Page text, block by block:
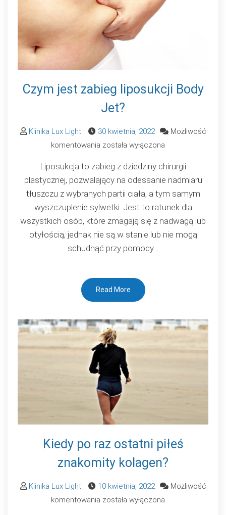
Czym jest zabieg liposukcji Body
Jet?
Klinika Lux Light 30 kwietnia, 2022
Możliwość
komentowania Czym
zabieg
liposukcji
Body
Jet?
została wyłączona
Liposukcja to zabieg z dziedziny chirurgii
plastycznej, pozwalający na odessanie nadmiaru
tłuszczu z wybranych partii ciała, a tym samym
wyszczuplenie sylwetki. Jest to ratunek dla
wszystkich osób, które zmagają się z nadwagą lub
otyłością, jednak nie są w stanie lub nie mogą
schudnąć przy pomocy…
Read More
Kiedy po raz ostatni piłeś
znakomity kolagen?
Klinika Lux Light 10 kwietnia, 2022
Możliwość
komentowania Kiedy
została wyłączona